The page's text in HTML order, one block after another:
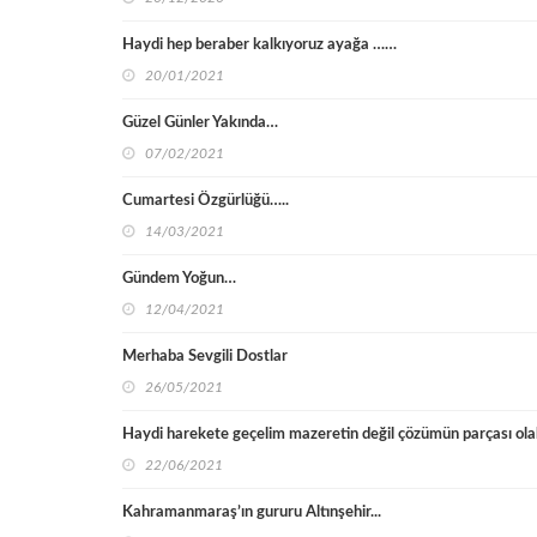
Haydi hep beraber kalkıyoruz ayağa ……
20/01/2021
Güzel Günler Yakında…
07/02/2021
Cumartesi Özgürlüğü…..
14/03/2021
Gündem Yoğun…
12/04/2021
Merhaba Sevgili Dostlar
26/05/2021
Haydi harekete geçelim mazeretin değil çözümün parçası
22/06/2021
Kahramanmaraş’ın gururu Altınşehir...